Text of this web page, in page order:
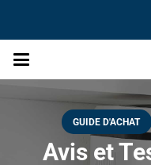
GUIDE D'ACHAT
Avis et